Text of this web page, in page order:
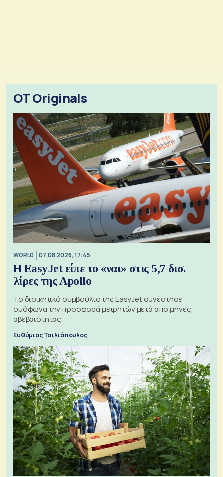
OT Originals
WORLD 07.08.2026, 17:45
Η EasyJet είπε το «ναι» στις 5,7 δισ.
λίρες της Apollo
Το διοικητικό συμβούλιο της EasyJet συνέστησε
ομόφωνα την προσφορά μετρητών μετά από μήνες
αβεβαιότητας
Ευθύμιος Τσιλιόπουλος